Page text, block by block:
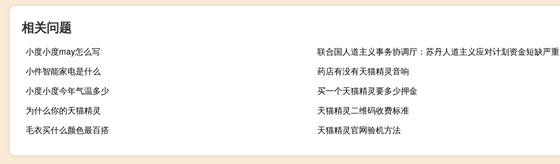
相关问题
小度小度may怎么写
联合国人道主义事务协调厅：苏丹人道主义应对计划资金短缺严重
小件智能家电是什么
药店有没有天猫精灵音响
小度小度今年气温多少
买一个天猫精灵要多少押金
为什么你的天猫精灵
天猫精灵二维码收费标准
毛衣买什么颜色最百搭
天猫精灵官网验机方法